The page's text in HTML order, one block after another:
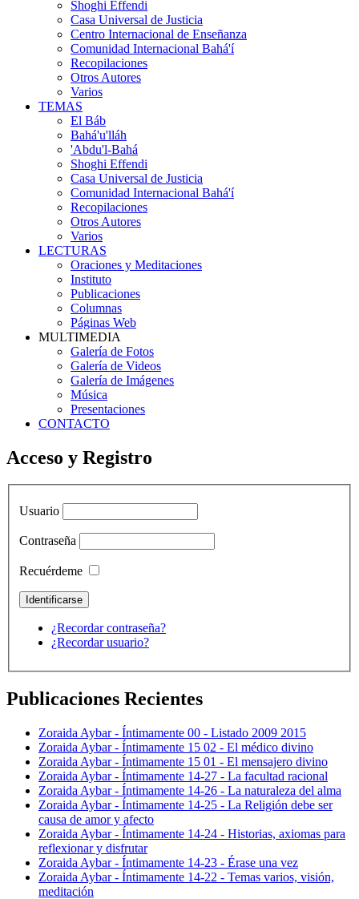
Shoghi Effendi
Casa Universal de Justicia
Centro Internacional de Enseñanza
Comunidad Internacional Bahá'í
Recopilaciones
Otros Autores
Varios
TEMAS
El Báb
Bahá'u'lláh
'Abdu'l-Bahá
Shoghi Effendi
Casa Universal de Justicia
Comunidad Internacional Bahá'í
Recopilaciones
Otros Autores
Varios
LECTURAS
Oraciones y Meditaciones
Instituto
Publicaciones
Columnas
Páginas Web
MULTIMEDIA
Galería de Fotos
Galería de Videos
Galería de Imágenes
Música
Presentaciones
CONTACTO
Acceso y Registro
Usuario
Contraseña
Recuérdeme
¿Recordar contraseña?
¿Recordar usuario?
Publicaciones Recientes
Zoraida Aybar - Íntimamente 00 - Listado 2009 2015
Zoraida Aybar - Íntimamente 15 02 - El médico divino
Zoraida Aybar - Íntimamente 15 01 - El mensajero divino
Zoraida Aybar - Íntimamente 14-27 - La facultad racional
Zoraida Aybar - Íntimamente 14-26 - La naturaleza del alma
Zoraida Aybar - Íntimamente 14-25 - La Religión debe ser
causa de amor y afecto
Zoraida Aybar - Íntimamente 14-24 - Historias, axiomas para
reflexionar y disfrutar
Zoraida Aybar - Íntimamente 14-23 - Érase una vez
Zoraida Aybar - Íntimamente 14-22 - Temas varios, visión,
meditación